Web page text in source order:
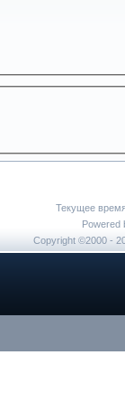
Текущее
Powered
Copyright ©2000 -